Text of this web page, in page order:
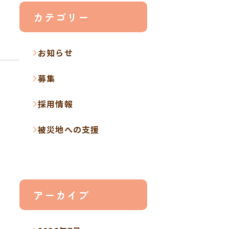
カテゴリー
お知らせ
募集
採用情報
被災地への支援
アーカイブ